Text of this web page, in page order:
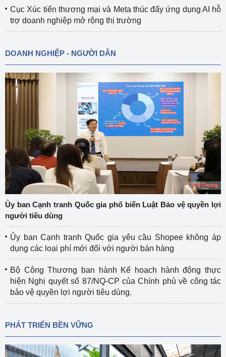
Cục Xúc tiến thương mại và Meta thúc đẩy ứng dụng AI hỗ
trợ doanh nghiệp mở rộng thị trường
DOANH NGHIỆP - NGƯỜI DÂN
Ủy ban Cạnh tranh Quốc gia phổ biến Luật Bảo vệ quyền lợi
người tiêu dùng
Ủy ban Cạnh tranh Quốc gia yêu cầu Shopee không áp
dụng các loại phí mới đối với người bán hàng
Bộ Công Thương ban hành Kế hoạch hành động thực
hiện Nghị quyết số 87/NQ-CP của Chính phủ về công tác
bảo vệ quyền lợi người tiêu dùng.
PHÁT TRIỂN BỀN VỮNG